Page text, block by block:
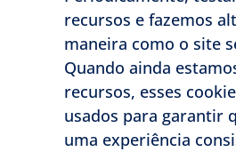
recursos e fazemos
maneira como o site
Quando ainda
recursos, esses
usados ​​para garantir
uma experiência